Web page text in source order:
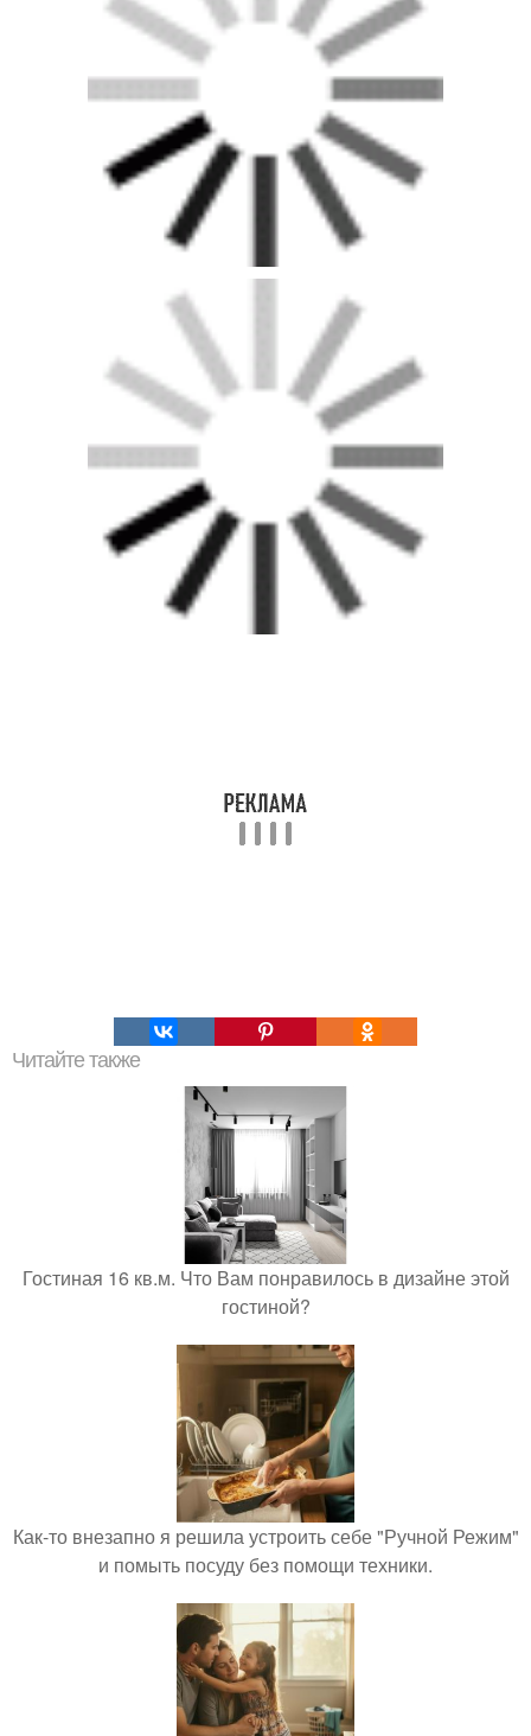
Читайте также
Гостиная 16 кв.м. Что Вам понравилось в дизайне этой
гостиной?
Как-то внезапно я решила устроить себе "Ручной Режим"
и помыть посуду без помощи техники.